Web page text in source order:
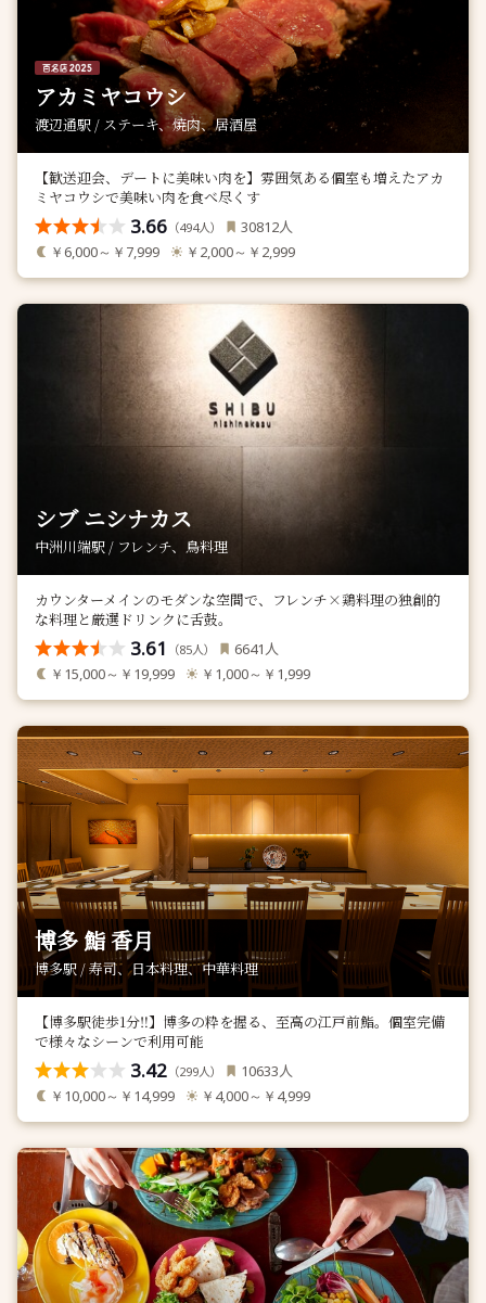
アカミヤコウシ
渡辺通駅 / ステーキ、焼肉、居酒屋
【歓送迎会、デートに美味い肉を】雰囲気ある個室も増えたアカ
ミヤコウシで美味い肉を食べ尽くす
3.66 （494人） 30812人
￥6,000～￥7,999 ￥2,000～￥2,999
シブ ニシナカス
中洲川端駅 / フレンチ、鳥料理
カウンターメインのモダンな空間で、フレンチ×鶏料理の独創的
な料理と厳選ドリンクに舌鼓。
3.61 （85人） 6641 人
￥15,000～￥19,999 ￥1,000～￥1,999
博多 鮨 香月
博多駅 / 寿司、日本料理、中華料理
【博多駅徒歩1分‼】博多の粋を握る、至高の江戸前鮨。個室完備
で様々なシーンで利用可能
3.42 （299人） 10633人
￥10,000～￥14,999 ￥4,000～￥4,999